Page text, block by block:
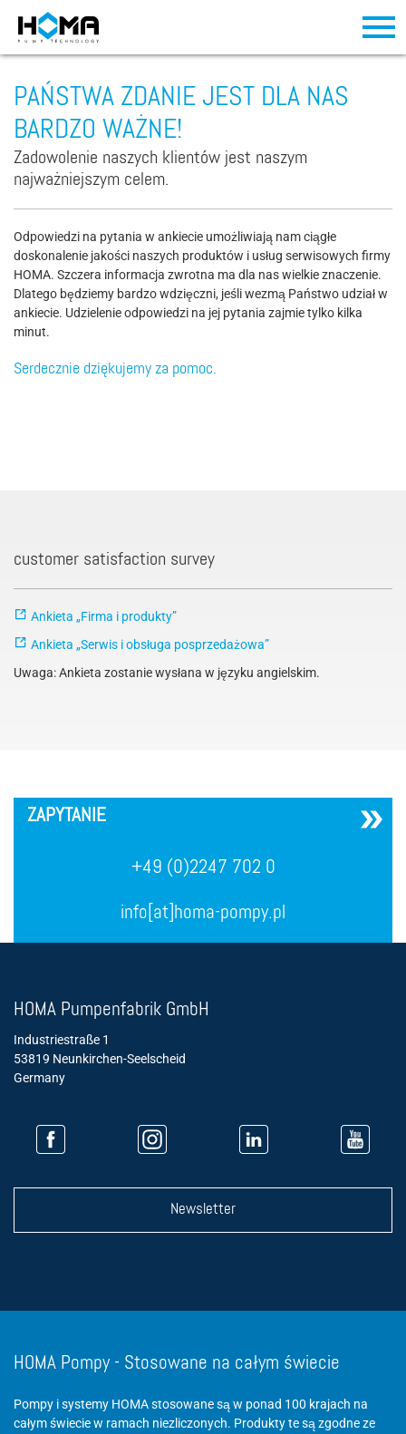
PAŃSTWA ZDANIE JEST DLA NAS
BARDZO WAŻNE!
Zadowolenie naszych klientów jest naszym
najważniejszym celem.
Odpowiedzi na pytania w ankiecie umożliwiają nam ciągłe
doskonalenie jakości naszych produktów i usług serwisowych firmy
HOMA. Szczera informacja zwrotna ma dla nas wielkie znaczenie.
Dlatego będziemy bardzo wdzięczni, jeśli wezmą Państwo udział w
ankiecie. Udzielenie odpowiedzi na jej pytania zajmie tylko kilka
minut. ​​​​​
Serdecznie dziękujemy za pomoc.
customer satisfaction survey
Ankieta „Firma i produkty”
Ankieta „Serwis i obsługa posprzedażowa”
Uwaga: Ankieta zostanie wysłana w języku angielskim.
ZAPYTANIE
+49 (0)2247 702 0
info[at]homa-pompy.pl
HOMA Pumpenfabrik GmbH
Industriestraße 1
53819 Neunkirchen-Seelscheid
Germany
Newsletter
HOMA Pompy - Stosowane na całym świecie
Pompy i systemy HOMA stosowane są w ponad 100 krajach na
całym świecie w ramach niezliczonych. Produkty te są zgodne ze